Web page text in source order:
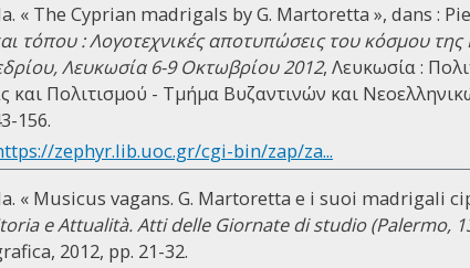
« The Cyprian madrigals by G. Martoretta », dans :
τόπου : Λογοτεχνικές αποτυπώσεις του κόσμου
Λευκωσία 6-9 Οκτωβρίου 2012, Λευκωσία :
και Πολιτισμού - Τμήμα Βυζαντινών και
156.
zephyr.lib.uoc.gr/cgi-bin/zap/za...
« Musicus vagans. G. Martoretta e i suoi madrigali
e Attualità. Atti delle Giornate di stu­dio (Palermo,
2012, pp. 21-32.